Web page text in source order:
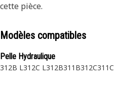
cette pièce.
Modèles compatibles
Pelle Hydraulique
312B L312C L312B311B312C311C